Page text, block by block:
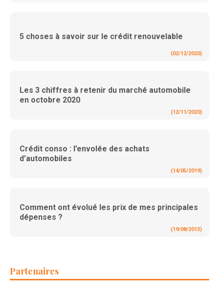
5 choses à savoir sur le crédit renouvelable
(02/12/2020)
Les 3 chiffres à retenir du marché automobile
en octobre 2020
(12/11/2020)
Crédit conso : l’envolée des achats
d’automobiles
(14/05/2019)
Comment ont évolué les prix de mes principales
dépenses ?
(19/08/2013)
Partenaires